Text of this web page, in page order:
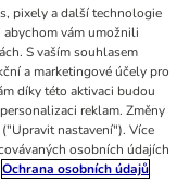
pixely a další technologie
abychom vám umožnili
S vaším souhlasem
a marketingové účely pro
díky této aktivaci budou
reklam. Změny
nastavení"). Více
osobních údajích
Ochrana osobních údajů